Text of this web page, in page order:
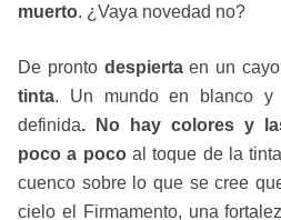
muerto. ¿Vaya novedad no?
De pronto despiertaen un cayo
tinta. Un mundo en blanco
definida. No hay colores y
poco a pocoal toque de la
cuenco sobre lo que se cree
cielo el Firmamento, una